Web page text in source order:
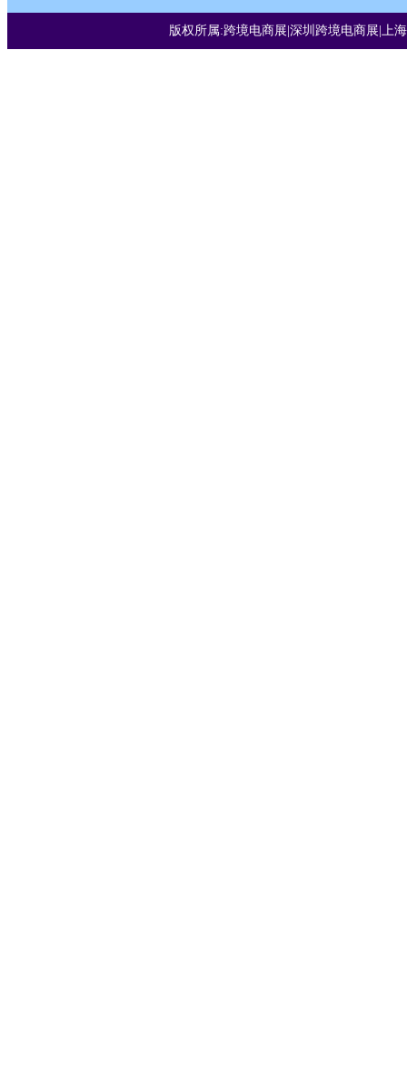
版权所属:跨境电商展|深圳跨境电商展|上